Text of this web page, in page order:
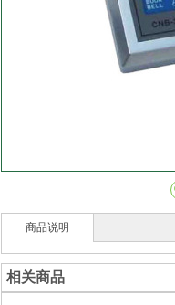
商品说明
相关商品